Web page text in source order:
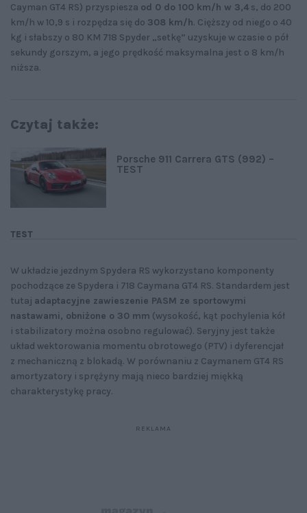
Cayman GT4 RS) przyspiesza od 0 do 100 km/h w 3,4 s, do 200
km/h w 10,9 s i rozpędza się do 308 km/h. Cięższy od niego o 40
kg i słabszy o 80 KM 718 Spyder „setkę” uzyskuje w czasie o pół
sekundy gorszym, a jego prędkość maksymalna jest o 8 km/h
niższa.
Czytaj także:
TEST
Porsche 911 Carrera GTS (992) –
TEST
W układzie jezdnym Spydera RS wykorzystano komponenty
pochodzące ze Spydera i 718 Caymana GT4 RS. Standardem jest
tutaj adaptacyjne zawieszenie PASM ze sportowymi
nastawami, obniżone o 30 mm (wysokość, kąt pochylenia kół
i stabilizatory można osobno regulować). Seryjny jest także
układ wektorowania momentu obrotowego (PTV) i dyferencjał
z mechaniczną z blokadą. W porównaniu z Caymanem GT4 RS
amortyzatory i sprężyny mają nieco bardziej miękką
charakterystykę pracy.